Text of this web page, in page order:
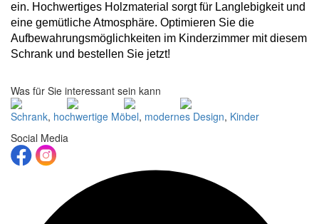
ein. Hochwertiges Holzmaterial sorgt für Langlebigkeit und
eine gemütliche Atmosphäre. Optimieren Sie die
Aufbewahrungsmöglichkeiten im Kinderzimmer mit diesem
Schrank und bestellen Sie jetzt!
Was für Sie interessant sein kann
Schrank, hochwertige Möbel, modernes Design, Kinder
Social Media